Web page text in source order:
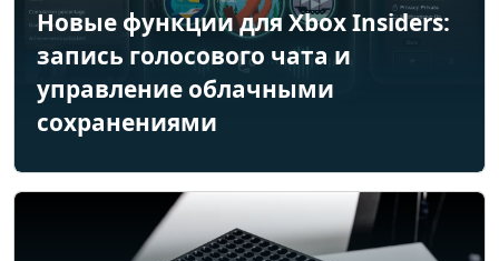
Новые функции для Xbox Insiders:
запись голосового чата и
управление облачными
сохранениями